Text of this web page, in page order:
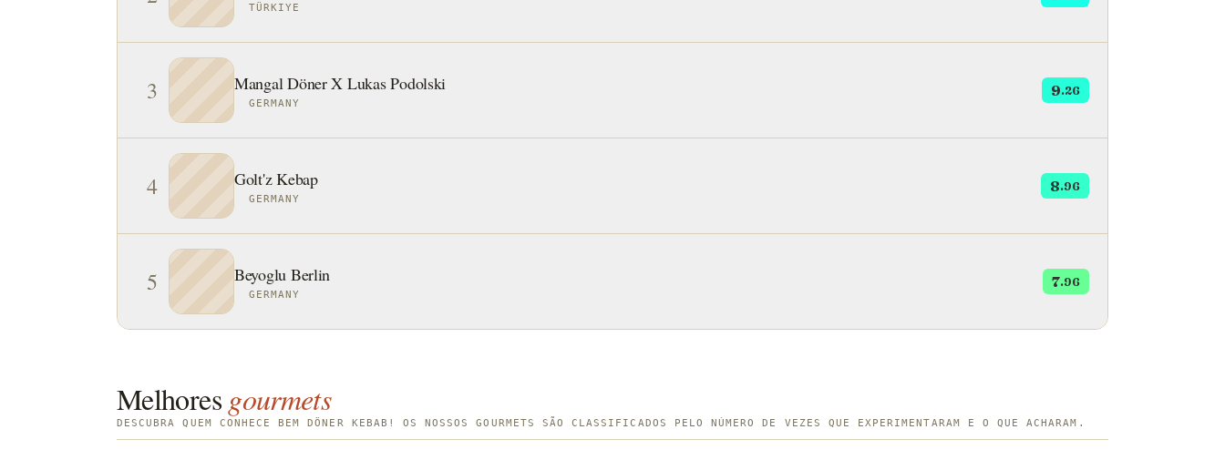
ingredientes eram servidos em um prato. Junto
com muitas variações turcas do döner kebab,
regionais em países como Armênia, Vietnã,
TÜRKIYE
3 Mangal Döner X Lukas Podolski
GERMANY
9.26
4 Golt'z Kebap
GERMANY
8.96
5 Beyoglu Berlin
GERMANY
7.96
Melhores gourmets
DESCUBRA QUEM CONHECE BEM DÖNER KEBAB! OS NOSSOS GOURMETS SÃO CLASSIFICADOS PELO NÚMERO DE VEZES QUE EXPERIMENTARAM E O QUE ACHARAM.